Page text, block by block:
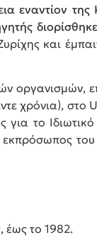
εναντίον της
και
οργανισμών,
χρόνια), στο
το Ιδιωτικό
εκπρόσωπος
έως το 1982.